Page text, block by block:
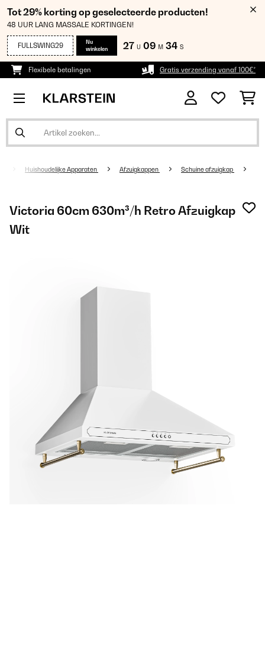
Tot 29% korting op geselecteerde producten!
48 UUR LANG MASSALE KORTINGEN!
FULLSWING29
Nu
winkelen
27 U 09 M 33 S
Flexibele betalingen Gratis verzending vanaf 100€*
Huishoudelijke Apparaten Afzuigkappen Schuine afzuigkap
Victoria 60cm 630m³/h Retro Afzuigkap
Wit